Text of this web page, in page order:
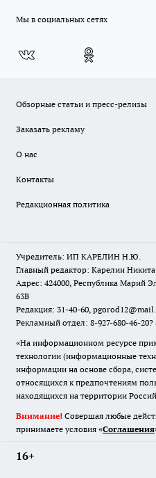
Мы в социальных сетях
Обзорные статьи и пресс-релизы
Заказать рекламу
О нас
Контакты
Редакционная политика
Учредитель: ИП КАРЕЛИН Н.Ю.
Главный редактор: Карелин
Адрес: 424000, Республика Марий
63В
Редакция: 31-40-60,
Рекламный отдел: 8-927-680-46-
«На информационном ресурсе
технологии (информационные
информации на основе сбора,
относящихся к предпочтениям
находящихся на территории
Внимание! Совершая любые
принимаете условия «Cоглашения
16+